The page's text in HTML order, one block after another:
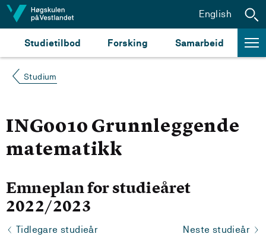
Hopp til innhald
Studietilbod Forsking Samarbeid
English
Studium
ING0010 Grunnleggende
matematikk
Emneplan for studieåret
2022/2023
Tidlegare studieår Neste studieår